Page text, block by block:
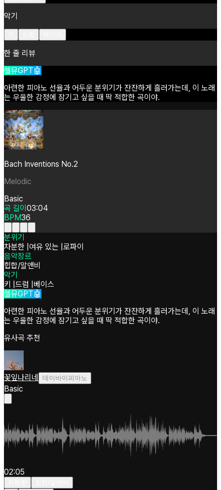
악기
한 줄 리뷰
셀뮤GPT🤖
아련한 피아노 선율과 어두운 분위기가 잔잔하게 흘러가는데, 이 노래
는 우울한 감정에 잠기고 싶을 때 딱 적합한 곡이야.
Bach Inventions No.2
Melodic
Basic
곡 길이 03:04
BPM36
분위기
차분한 여유 있는 로파이
음악장르
힙합/알앤비
악기
키 드럼
베이스
셀뮤GPT🤖
아련한 피아노 선율과 어두운 분위기가 잔잔하게 흘러가는데, 이 노래
는 우울한 감정에 잠기고 싶을 때 딱 적합한 곡이야.
유사곡 추천
꽃잎나리네 데이바이피아노
Basic
02:05